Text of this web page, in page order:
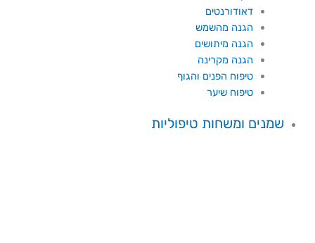
דאודורנטים
הגנה מהשמש
הגנה מיתושים
הגנה מקרינה
טיפוח הפנים והגוף
טיפוח שיער
שמנים ומשחות טיפוליות